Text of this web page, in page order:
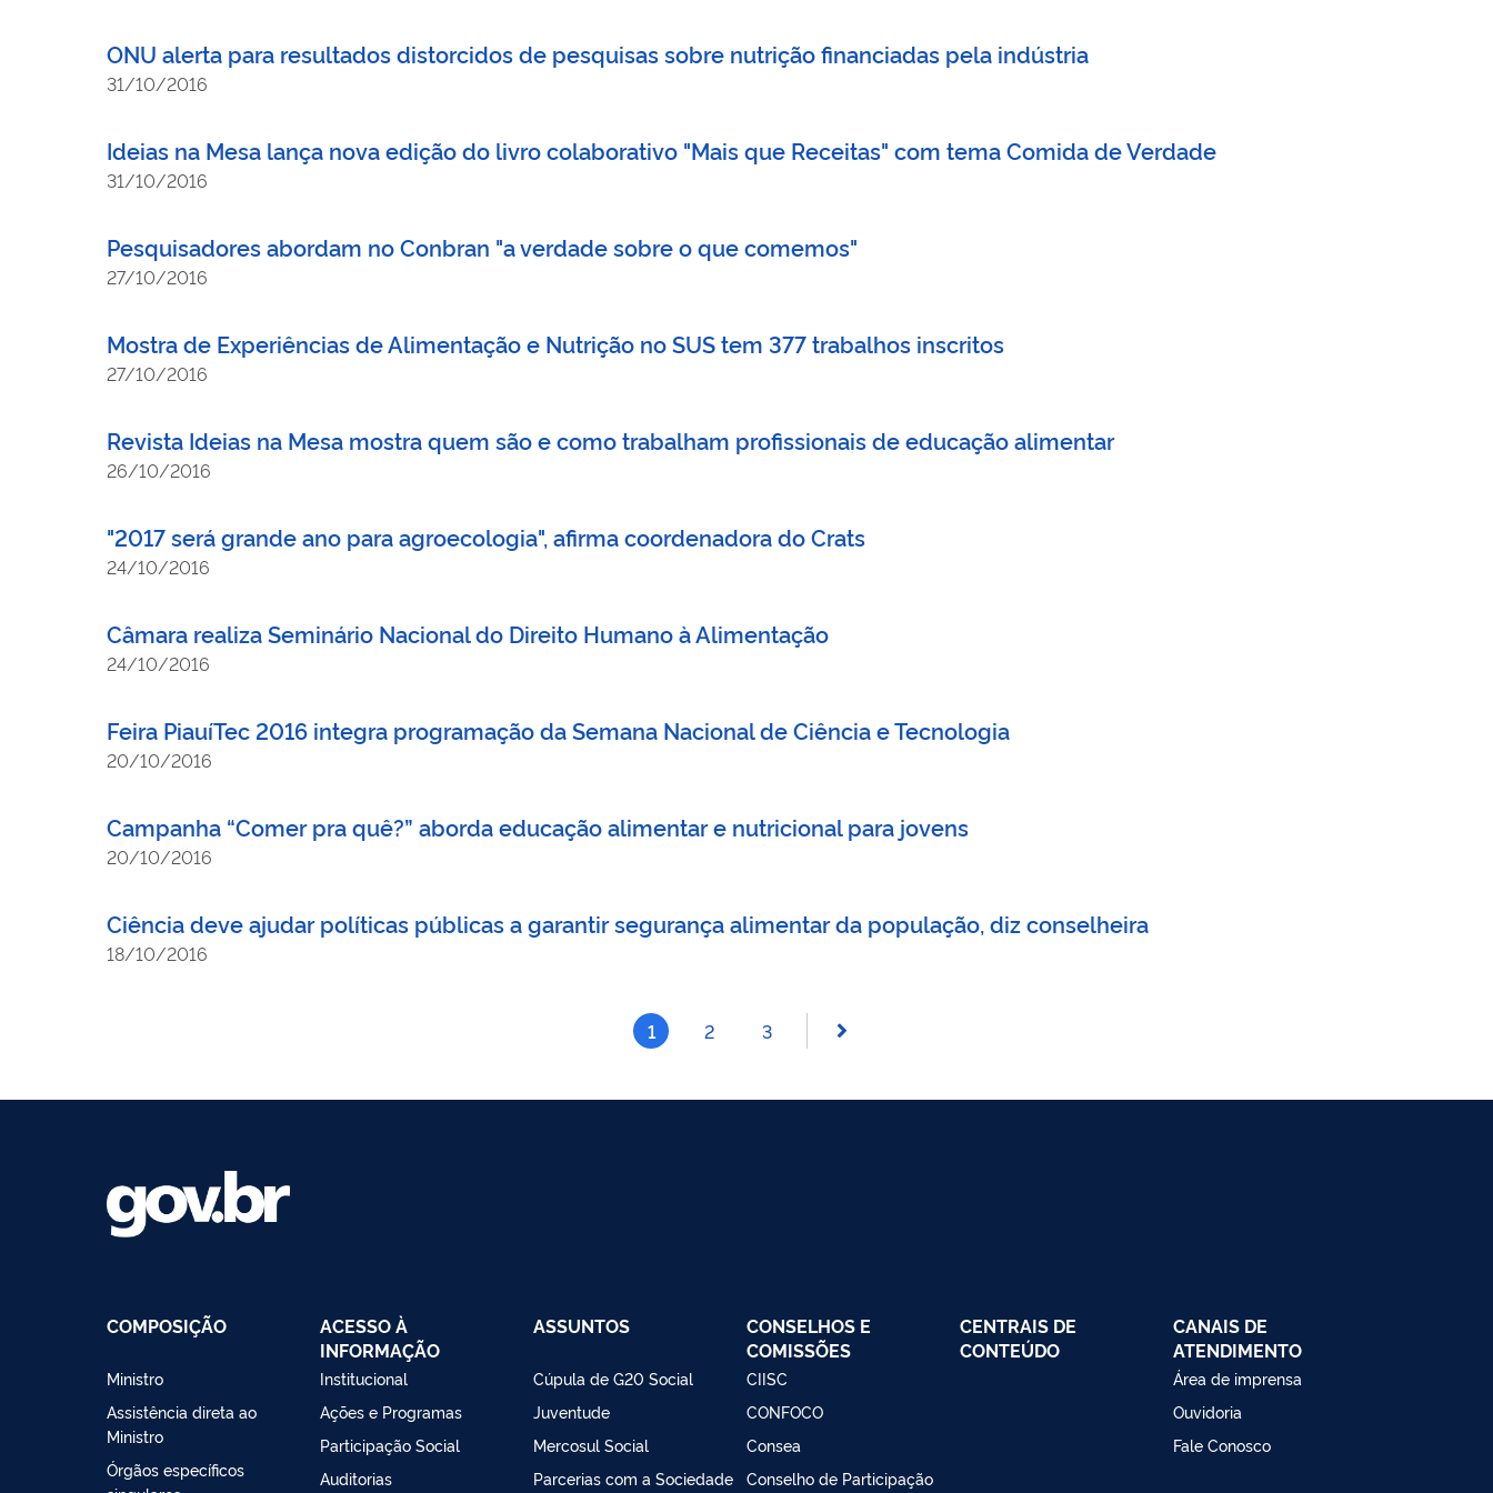
ONU alerta para resultados distorcidos de pesquisas sobre nutrição financiadas pela indústria
31/10/2016
Ideias na Mesa lança nova edição do livro colaborativo "Mais que Receitas" com tema Comida de Verdade
31/10/2016
Pesquisadores abordam no Conbran "a verdade sobre o que comemos"
27/10/2016
Mostra de Experiências de Alimentação e Nutrição no SUS tem 377 trabalhos inscritos
27/10/2016
Revista Ideias na Mesa mostra quem são e como trabalham profissionais de educação alimentar
26/10/2016
"2017 será grande ano para agroecologia", afirma coordenadora do Crats
24/10/2016
Câmara realiza Seminário Nacional do Direito Humano à Alimentação
24/10/2016
Feira PiauíTec 2016 integra programação da Semana Nacional de Ciência e Tecnologia
20/10/2016
Campanha “Comer pra quê?” aborda educação alimentar e nutricional para jovens
20/10/2016
Ciência deve ajudar políticas públicas a garantir segurança alimentar da população, diz conselheira
18/10/2016
1 2 3
COMPOSIÇÃO
Ministro
Assistência direta ao
Ministro
Órgãos específicos
ACESSO À
INFORMAÇÃO
Institucional
Ações e Programas
Participação Social
Auditorias
ASSUNTOS
Cúpula de G20 Social
Juventude
Mercosul Social
Parcerias com a Sociedade
CONSELHOS E
COMISSÕES
CIISC
CONFOCO
Consea
Conselho de Participação
CENTRAIS DE
CONTEÚDO
CANAIS DE
ATENDIMENTO
Área de imprensa
Ouvidoria
Fale Conosco